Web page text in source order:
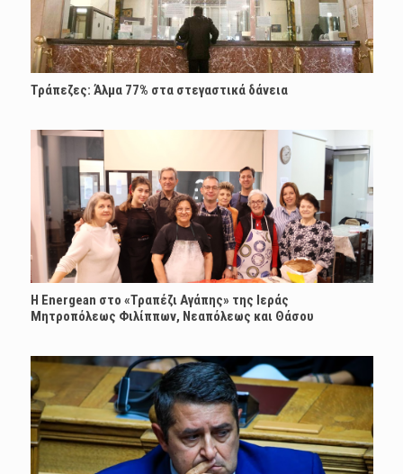
Τράπεζες: Άλμα 77% στα στεγαστικά δάνεια
H Energean στο «Τραπέζι Αγάπης» της Ιεράς
Μητροπόλεως Φιλίππων, Νεαπόλεως και Θάσου